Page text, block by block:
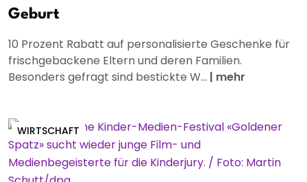
Geburt
10 Prozent Rabatt auf personalisierte Geschenke für
frischgebackene Eltern und deren Familien.
Besonders gefragt sind bestickte W... | mehr
WIRTSCHAFT